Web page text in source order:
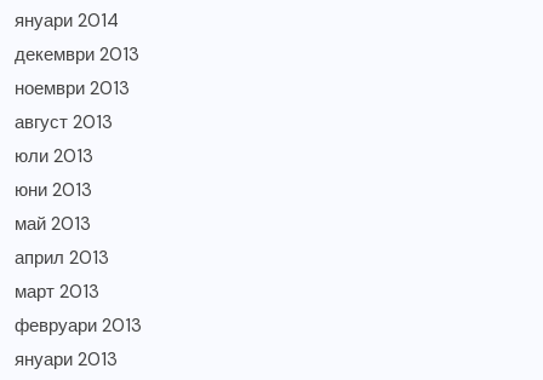
януари 2014
декември 2013
ноември 2013
август 2013
юли 2013
юни 2013
май 2013
април 2013
март 2013
февруари 2013
януари 2013